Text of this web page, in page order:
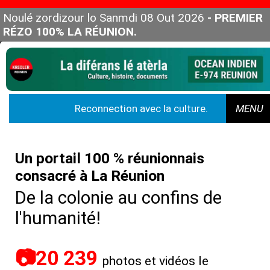
Noulé zordizour lo Sanmdi 08 Out 2026 - PREMIER
RÉZO 100% LA RÉUNION.
Reconnection avec la culture. MENU
Un portail 100 % réunionnais
consacré à La Réunion
De la colonie au confins de
l'humanité!
📷20 239 photos et vidéos le